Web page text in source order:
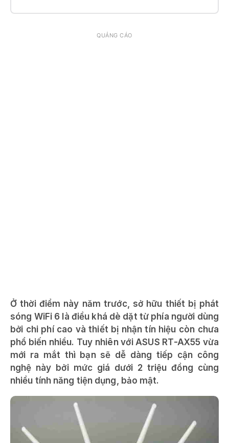
QUẢNG CÁO
Ở thời điểm này năm trước, sở hữu thiết bị phát
sóng WiFi 6 là điều khá dè dặt từ phía người dùng
bởi chi phí cao và thiết bị nhận tín hiệu còn chưa
phổ biến nhiều. Tuy nhiên với ASUS RT-AX55 vừa
mới ra mắt thì bạn sẽ dễ dàng tiếp cận công
nghệ này bởi mức giá dưới 2 triệu đồng cùng
nhiều tính năng tiện dụng, bảo mật.